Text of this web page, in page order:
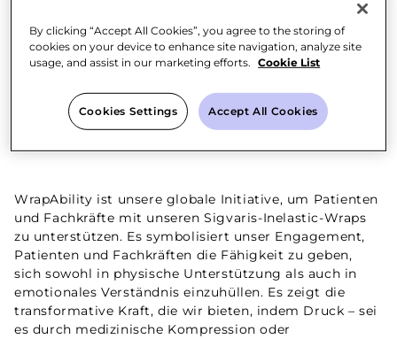
Was ist WrapAbility?
WrapAbility ist unsere globale Initiative, um Patienten
und Fachkräfte mit unseren Sigvaris-Inelastic-Wraps
zu unterstützen. Es symbolisiert unser Engagement,
Patienten und Fachkräften die Fähigkeit zu geben,
sich sowohl in physische Unterstützung als auch in
emotionales Verständnis einzuhüllen. Es zeigt die
transformative Kraft, die wir bieten, indem Druck – sei
es durch medizinische Kompression oder
By clicking “Accept All Cookies”, you agree to the storing of
cookies on your device to enhance site navigation, analyze site
usage, and assist in our marketing efforts.
Cookie List
Cookies Settings Accept All Cookies